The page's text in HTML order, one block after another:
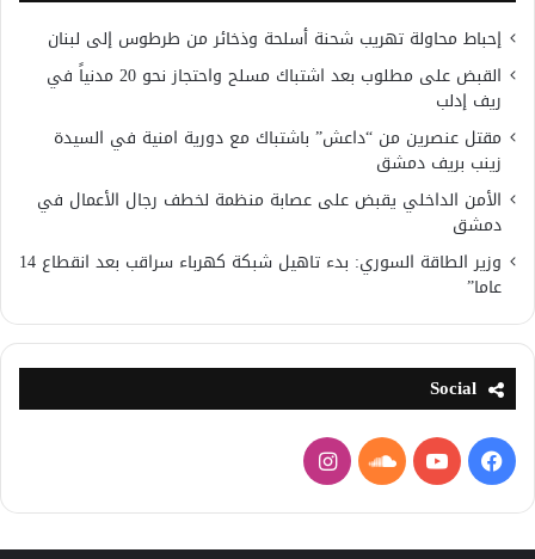
إحباط محاولة تهريب شحنة أسلحة وذخائر من طرطوس إلى لبنان
القبض على مطلوب بعد اشتباك مسلح واحتجاز نحو 20 مدنياً في
ريف إدلب
مقتل عنصرين من “داعش” باشتباك مع دورية امنية في السيدة
زينب بريف دمشق
الأمن الداخلي يقبض على عصابة منظمة لخطف رجال الأعمال في
دمشق
وزير الطاقة السوري: بدء تاهيل شبكة كهرباء سراقب بعد انقطاع 14
عاما”
Social
فيسبوكيوتيوبساوند
كلاود
انستقرام